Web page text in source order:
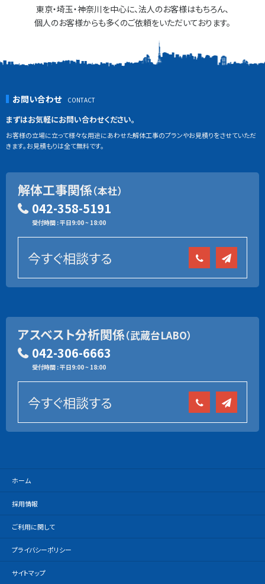
東京・埼玉・神奈川を中心に、法人のお客様はもちろん、
個人のお客様からも多くのご依頼をいただいております。
お問い合わせ
まずはお気軽にお問い合わせください。
お客様の立場に立って様々な用途にあわせた解体工事のプランやお見積りをさせていただ
きます。お見積もりは全て無料です。
解体工事関係（本社）
042-358-5191
受付時間 : 平日9:00 ~ 18:00
今すぐ相談する
アスベスト分析関係（武蔵台LABO）
042-306-6663
受付時間 : 平日9:00 ~ 18:00
今すぐ相談する
ホーム
採用情報
ご利用に関して
プライバシーポリシー
サイトマップ